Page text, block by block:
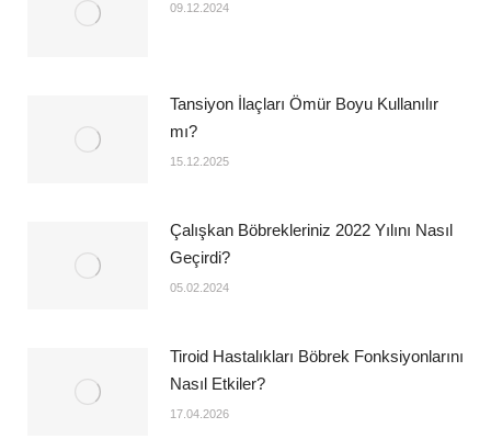
09.12.2024
Tansiyon İlaçları Ömür Boyu Kullanılır
mı?
15.12.2025
Çalışkan Böbrekleriniz 2022 Yılını Nasıl
Geçirdi?
05.02.2024
Tiroid Hastalıkları Böbrek Fonksiyonlarını
Nasıl Etkiler?
17.04.2026